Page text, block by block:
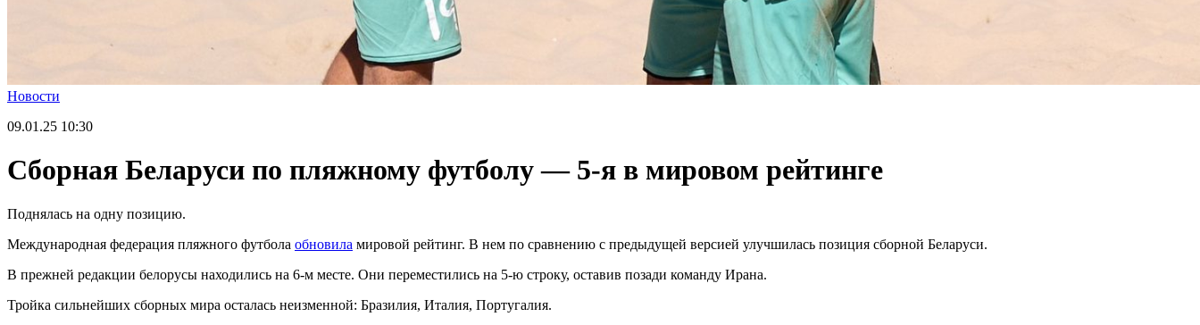
Новости
09.01.25 10:30
Сборная Беларуси по пляжному футболу — 5-я в мировом рейтинге
Поднялась на одну позицию.
Международная федерация пляжного футбола обновила мировой рейтинг. В нем по сравнению с предыдущей версией улучшилась позиция сборной Беларуси.
В прежней редакции белорусы находились на 6-м месте. Они переместились на 5-ю строку, оставив позади команду Ирана.
Тройка сильнейших сборных мира осталась неизменной: Бразилия, Италия, Португалия.